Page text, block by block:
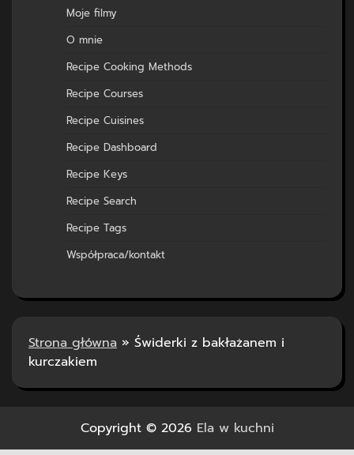
Moje filmy
O mnie
Recipe Cooking Methods
Recipe Courses
Recipe Cuisines
Recipe Dashboard
Recipe Keys
Recipe Search
Recipe Tags
Współpraca/kontakt
Strona główna » Świderki z bakłażanem i
kurczakiem
Copyright © 2026 Ela w kuchni